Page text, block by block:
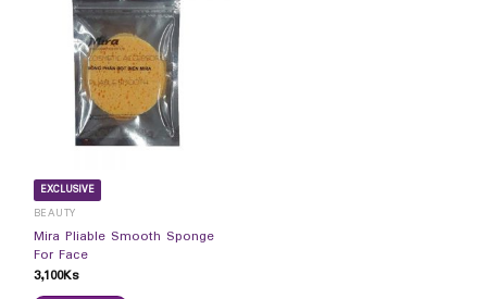
EXCLUSIVE
BEAUTY
Mira Pliable Smooth Sponge
For Face
3,100Ks